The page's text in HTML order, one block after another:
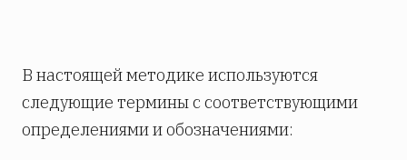
В настоящей методике используются
следующие термины с соответствующими
определениями и обозначениями: